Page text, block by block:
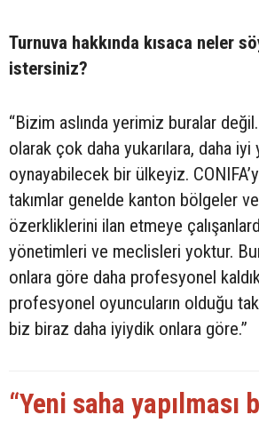
Turnuva hakkında kısaca neler
istersiniz?
“Bizim aslında yerimiz buralar
olarak çok daha yukarılara, daha iyi
oynayabilecek bir ülkeyiz.
takımlar genelde kanton bölgeler
özerkliklerini ilan etmeye
yönetimleri ve meclisleri yoktur.
onlara göre daha profesyonel
profesyonel oyuncuların olduğu
biz biraz daha iyiydik onlara göre.”
“Yeni saha yapılması